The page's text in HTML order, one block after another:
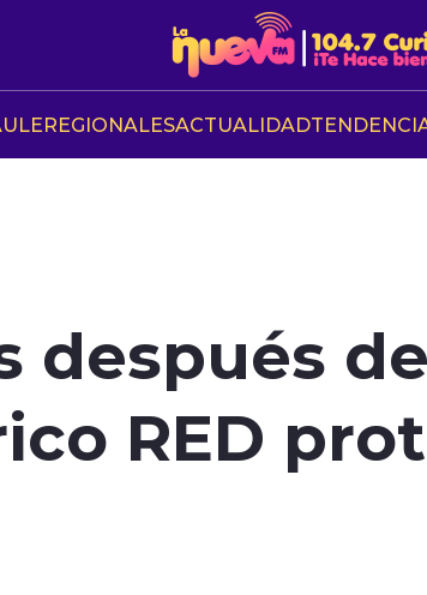
REGIONALESACTUALIDAD
después
RED